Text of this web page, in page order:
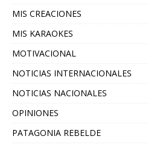
MIS CREACIONES
MIS KARAOKES
MOTIVACIONAL
NOTICIAS INTERNACIONALES
NOTICIAS NACIONALES
OPINIONES
PATAGONIA REBELDE